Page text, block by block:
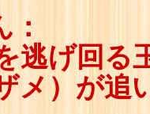
逃げ回
メ）が